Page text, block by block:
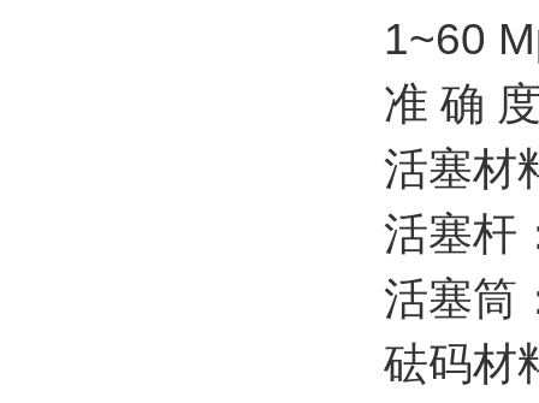
1~60
准 确
活塞材
活塞杆
活塞筒
砝码材